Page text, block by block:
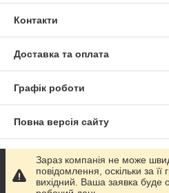
Контакти
Доставка та оплата
Графік роботи
Повна версія сайту
Сайт створено на маркетплейсі
Політика конфіденційності
Зараз компанія не може
повідомлення, оскільки за
вихідний. Ваша заявка буде